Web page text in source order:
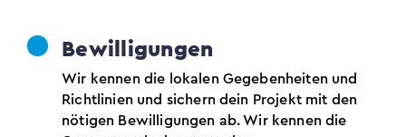
Bewilligungen
Wir kennen die lokalen Gegebenheiten und
Richtlinien und sichern dein Projekt mit den
nötigen Bewilligungen ab. Wir kennen die